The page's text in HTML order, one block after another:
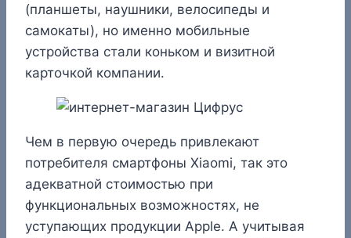
(планшеты, наушники, велосипеды и
самокаты), но именно мобильные
устройства стали коньком и визитной
карточкой компании.
Чем в первую очередь привлекают
потребителя смартфоны Xiaomi, так это
адекватной стоимостью при
функциональных возможностях, не
уступающих продукции Apple. А учитывая